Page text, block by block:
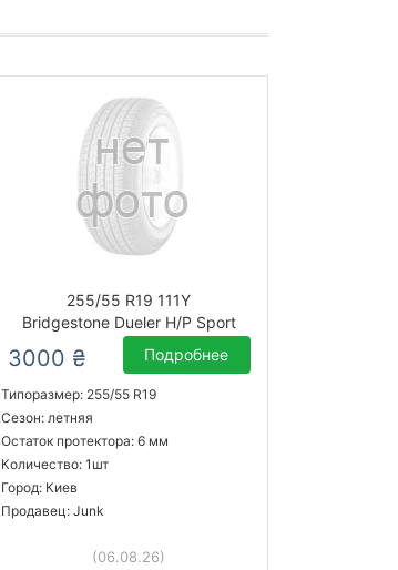
255/55 R19 111Y
Bridgestone Dueler H/P Sport
3000 ₴ Подробнее
Типоразмер: 255/55 R19
Сезон: летняя
Остаток протектора: 6 мм
Количество: 1шт
Город: Киев
Продавец: Junk
(06.08.26)